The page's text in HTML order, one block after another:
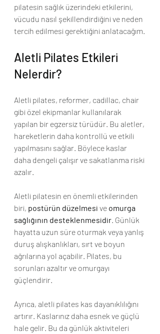
pilatesin sağlık üzerindeki etkilerini,
vücudu nasıl şekillendirdiğini ve neden
tercih edilmesi gerektiğini anlatacağım.
Aletli Pilates Etkileri
Nelerdir?
Aletli pilates, reformer, cadillac, chair
gibi özel ekipmanlar kullanılarak
yapılan bir egzersiz türüdür. Bu aletler,
hareketlerin daha kontrollü ve etkili
yapılmasını sağlar. Böylece kaslar
daha dengeli çalışır ve sakatlanma riski
azalır.
Aletli pilatesin en önemli etkilerinden
biri, postürün düzelmesi ve omurga
sağlığının desteklenmesidir. Günlük
hayatta uzun süre oturmak veya yanlış
duruş alışkanlıkları, sırt ve boyun
ağrılarına yol açabilir. Pilates, bu
sorunları azaltır ve omurgayı
güçlendirir.
Ayrıca, aletli pilates kas dayanıklılığını
artırır. Kaslarınız daha esnek ve güçlü
hale gelir. Bu da günlük aktiviteleri